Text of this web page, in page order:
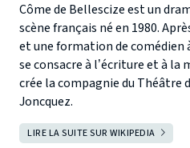
Côme de Bellescize est un
scène français né en 1980.
et une formation de comédien
se consacre à l’écriture et à la
crée la compagnie du Théâtre
Joncquez.
LIRE LA SUITE SUR WIKIPEDIA